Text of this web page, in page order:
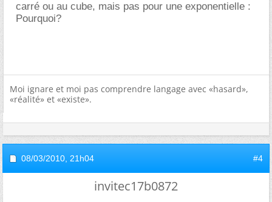
carré ou au cube, mais pas pour une exponentielle :
Pourquoi?
Moi ignare et moi pas comprendre langage avec «hasard»,
«réalité» et «existe».
08/03/2010, 21h04 #4
invitec17b0872